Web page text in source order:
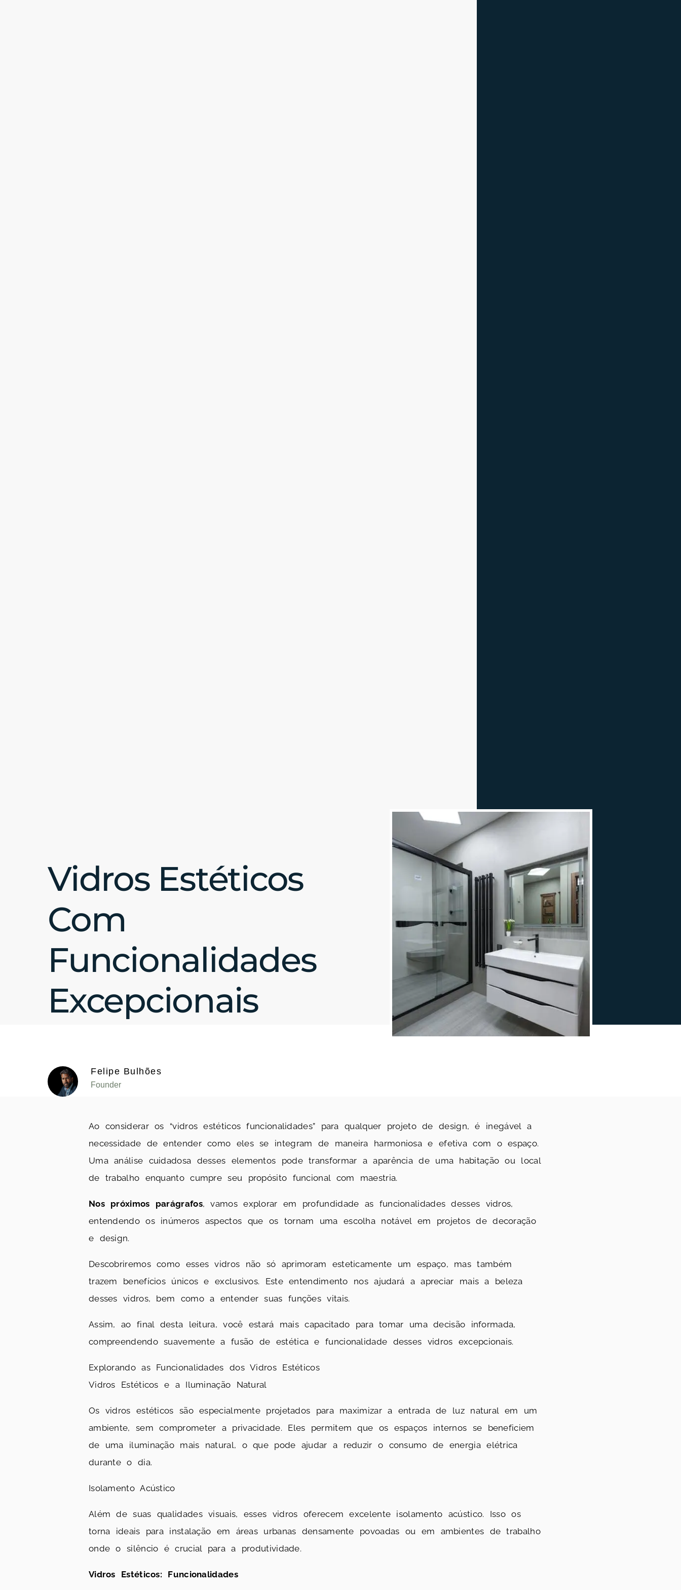
Vidros Estéticos
Com
Funcionalidades
Excepcionais
Felipe Bulhões
Founder
Ao considerar os “vidros estéticos funcionalidades” para qualquer projeto de design, é inegável a
necessidade de entender como eles se integram de maneira harmoniosa e efetiva com o espaço.
Uma análise cuidadosa desses elementos pode transformar a aparência de uma habitação ou local
de trabalho enquanto cumpre seu propósito funcional com maestria.
Nos próximos parágrafos, vamos explorar em profundidade as funcionalidades desses vidros,
entendendo os inúmeros aspectos que os tornam uma escolha notável em projetos de decoração
e design.
Descobriremos como esses vidros não só aprimoram esteticamente um espaço, mas também
trazem benefícios únicos e exclusivos. Este entendimento nos ajudará a apreciar mais a beleza
desses vidros, bem como a entender suas funções vitais.
Assim, ao final desta leitura, você estará mais capacitado para tomar uma decisão informada,
compreendendo suavemente a fusão de estética e funcionalidade desses vidros excepcionais.
Explorando as Funcionalidades dos Vidros Estéticos
Vidros Estéticos e a Iluminação Natural
Os vidros estéticos são especialmente projetados para maximizar a entrada de luz natural em um
ambiente, sem comprometer a privacidade. Eles permitem que os espaços internos se beneficiem
de uma iluminação mais natural, o que pode ajudar a reduzir o consumo de energia elétrica
durante o dia.
Isolamento Acústico
Além de suas qualidades visuais, esses vidros oferecem excelente isolamento acústico. Isso os
torna ideais para instalação em áreas urbanas densamente povoadas ou em ambientes de trabalho
onde o silêncio é crucial para a produtividade.
Vidros Estéticos: Funcionalidades